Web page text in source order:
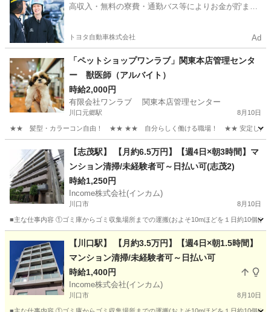
高収入・無料の寮費・通勤バス等によりお金が貯まり
トヨタ自動車株式会社 Ad
「ペットショップワンラブ」関東本店管理センタ
ー 獣医師（アルバイト）
時給2,000円
有限会社ワンラブ 関東本店管理センター
川口元郷駅 8月10日
★★ 髪型・カラーコン自由！ ★★ ★★ 自分らしく働ける職場！ ★★ 安定した会社で
川口元郷駅 その他 動物
【志茂駅】 【月約6.5万円】【週4日×朝3時間】マ
ンション清掃/未経験者可～日払い可(志茂2)
時給1,250円
Income株式会社(インカム)
川口市 8月10日
■主な仕事内容 ①ゴミ庫からゴミ収集場所までの運搬(およそ10mほどを１日約10個
その他 Web
【川口駅】 【月約3.5万円】【週4日×朝1.5時間】
マンション清掃/未経験者可～日払い可
時給1,400円
Income株式会社(インカム)
川口市 8月10日